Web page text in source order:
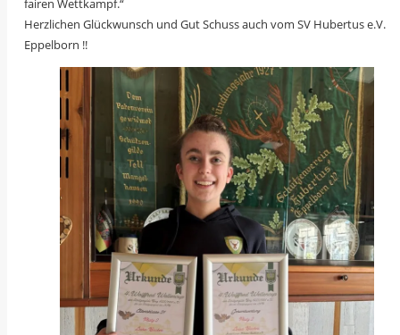
fairen Wettkampf.“
Herzlichen Glückwunsch und Gut Schuss auch vom SV Hubertus e.V.
Eppelborn !!